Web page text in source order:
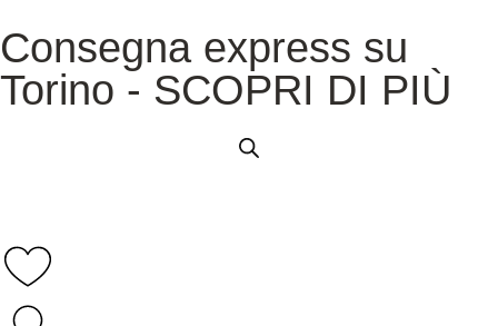
Consegna express su
Torino - SCOPRI DI PIÙ